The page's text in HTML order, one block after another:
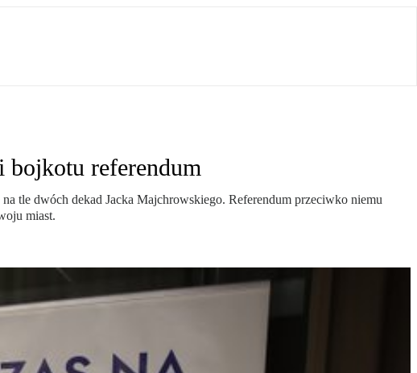
bojkotu referendum
tle dwóch dekad Jacka Majchrowskiego. Referendum przeciwko niemu
miast.